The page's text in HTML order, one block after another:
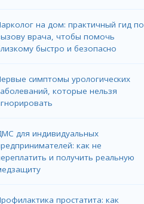
на дом: практичный гид по
врача, чтобы помочь
быстро и безопасно
симптомы урологических
которые нельзя
для индивидуальных
как не
и получить реальную
простатита: как